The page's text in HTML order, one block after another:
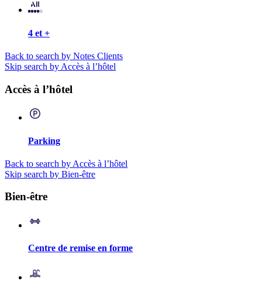
4 et +
Back to search by Notes Clients
Skip search by Accès à l’hôtel
Accès à l’hôtel
Parking
Back to search by Accès à l’hôtel
Skip search by Bien-être
Bien-être
Centre de remise en forme